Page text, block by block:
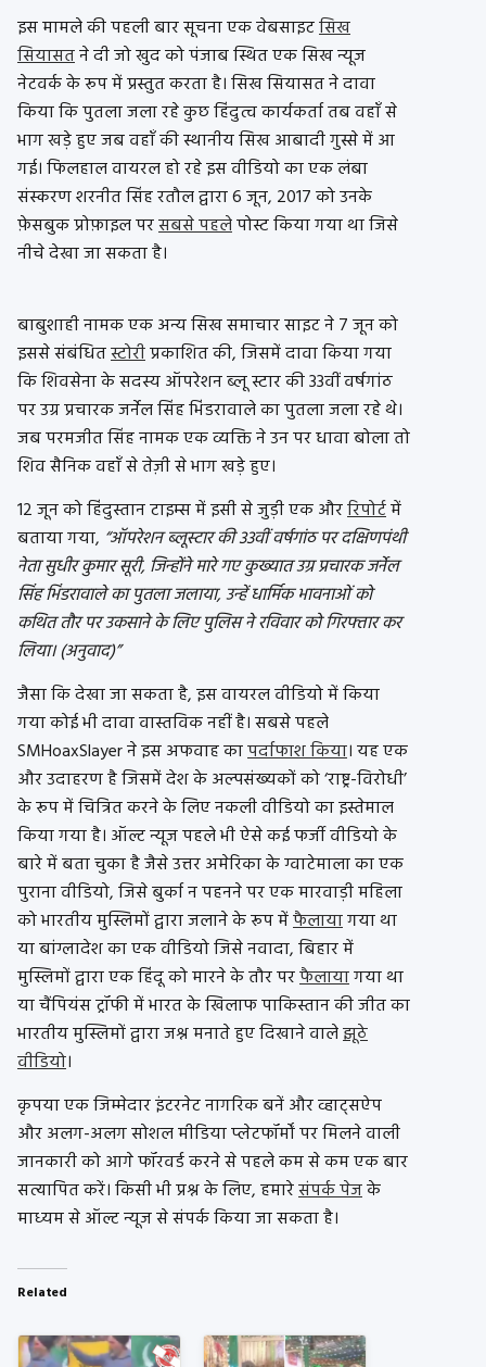
इस मामले की पहली बार सूचना एक वेबसाइटसिख
सियासतने दी जो खुद को पंजाब स्थित एक सिख न्यूज
नेटवर्क के रूप में प्रस्‍तुत करता है। सिख सियासत ने दावा
किया कि पुतला जला रहे कुछ हिंदुत्व कार्यकर्ता तब वहाँ से
भाग खड़े हुए जब वहाँ की स्थानीय सिख आबादी गुस्से में आ
गई। फिलहाल वायरल हो रहे इस वीडियो का एक लंबा
संस्करण शरनीत सिंह रतौल द्वारा 6 जून, 2017 को उनके
फ़ेसबुक प्रोफ़ाइल परसबसे पहलेपोस्ट किया गया था जिसे
नीचे देखा जा सकता है।
बाबुशाही नामक एक अन्य सिख समाचार साइट ने 7 जून को
इससे संबंधितस्टोरीप्रकाशित की, जिसमें दावा किया गया
कि शिवसेना के सदस्य ऑपरेशन ब्लू स्टार की 33वीं वर्षगांठ
पर उग्र प्रचारक जर्नेल सिंह भिंडरावाले का पुतला जला रहे थे।
जब परमजीत सिंह नामक एक व्यक्ति ने उन पर धावा बोला तो
शिव सैनिक वहाँ से तेज़ी से भाग खड़े हुए।
12 जून को हिंदुस्तान टाइम्स में इसी से जुड़ी एक औररिपोर्टमें
बताया गया, “ऑपरेशन ब्लूस्टार की 33वीं वर्षगांठ पर दक्षिणपंथी
नेता सुधीर कुमार सूरी, जिन्होंने मारे गए कुख्‍यात उग्र प्रचारक जर्नेल
सिंह भिंडरावाले का पुतला जलाया, उन्हें धार्मिक भावनाओं को
कथित तौर पर उकसाने के लिए पुलिस ने रविवार को गिरफ्तार कर
लिया। (अनुवाद)”
जैसा कि देखा जा सकता है, इस वायरल वीडियो में किया
गया कोई भी दावा वास्तविक नहीं है। सबसे पहले
SMHoaxSlayer ने इस अफवाह कापर्दाफाश किया। यह एक
और उदाहरण है जिसमें देश के अल्पसंख्यकों को ‘राष्ट्र-विरोधी’
के रूप में चित्रित करने के लिए नकली वीडियो का इस्तेमाल
किया गया है। ऑल्ट न्यूज पहले भी ऐसे कई फर्जी वीडियो के
बारे में बता चुका है जैसे उत्तर अमेरिका के ग्वाटेमाला का एक
पुराना वीडियो, जिसे बुर्का न पहनने पर एक मारवाड़ी महिला
को भारतीय मुस्लिमों द्वारा जलाने के रूप मेंफैलायागया था
या बांग्लादेश का एक वीडियो जिसे नवादा, बिहार में
मुस्लिमों द्वारा एक हिंदू को मारने के तौर परफैलायागया था
या चैंपियंस ट्रॉफी में भारत के खिलाफ पाकिस्तान की जीत का
भारतीय मुस्लिमों द्वारा जश्न मनाते हुए दिखाने वालेझूठे
वीडियो।
कृपया एक जिम्मेदार इंटरनेट नागरिक बनें और व्हाट्सऐप
और अलग-अलग सोशल मीडिया प्लेटफॉर्मों पर मिलने वाली
जानकारी को आगे फॉरवर्ड करने से पहले कम से कम एक बार
सत्यापित करें। किसी भी प्रश्न के लिए, हमारेसंपर्क पेजके
माध्‍यम से ऑल्ट न्यूज से संपर्क किया जा सकता है।
Related